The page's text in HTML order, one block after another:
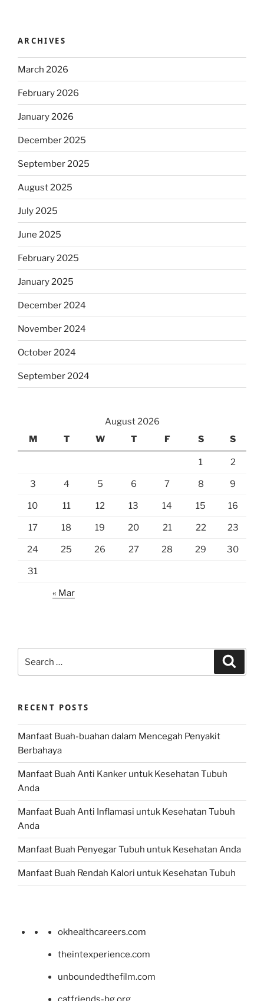
ARCHIVES
March 2026
February 2026
January 2026
December 2025
September 2025
August 2025
July 2025
June 2025
February 2025
January 2025
December 2024
November 2024
October 2024
September 2024
August 2026
M
T W T F S S
1 2
3 4 5 6 7 8 9
10 11 12 13 14 15 16
17 18 19 20 21 22 23
24 25 26 27 28 29 30
31
« Mar
for:
RECENT POSTS
Manfaat Buah-buahan dalam Mencegah Penyakit
Berbahaya
Manfaat Buah Anti Kanker untuk Kesehatan Tubuh
Anda
Manfaat Buah Anti Inflamasi untuk Kesehatan Tubuh
Anda
Manfaat Buah Penyegar Tubuh untuk Kesehatan Anda
Manfaat Buah Rendah Kalori untuk Kesehatan Tubuh
okhealthcareers.com
theintexperience.com
unboundedthefilm.com